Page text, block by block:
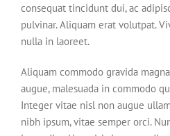
consequat tincidunt dui, ac
pulvinar. Aliquam erat volutpat.
nulla in laoreet.
Aliquam commodo gravida
augue, malesuada in commodo
Integer vitae nisl non augue
nibh ipsum, vitae semper orci.